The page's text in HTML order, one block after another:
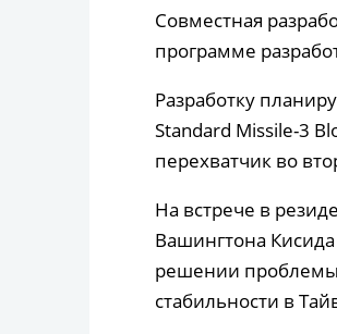
Совместная
программе
Разработку
Standard Missile-3
перехватчик во
На встрече в
Вашингтона
решении проблемы
стабильности в